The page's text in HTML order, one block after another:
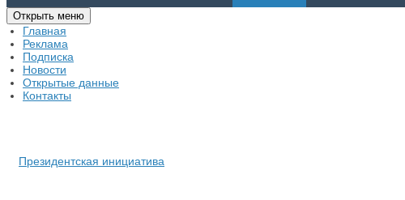
Открыть меню
Главная
Реклама
Подписка
Новости
Открытые данные
Контакты
Президентская инициатива